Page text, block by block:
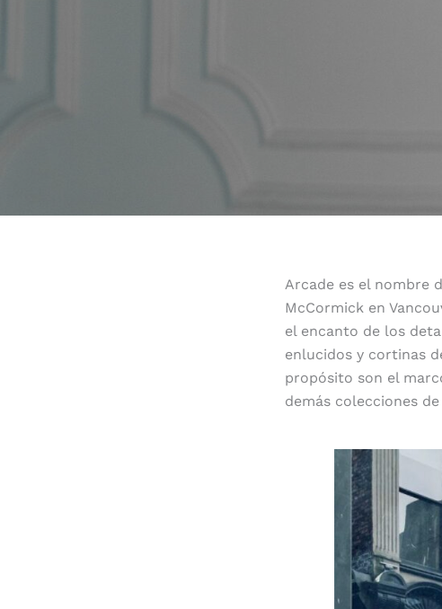
Arcade es el nombre
McCormick en
el encanto de los
enlucidos y cortinas
propósito son el
demás colecciones